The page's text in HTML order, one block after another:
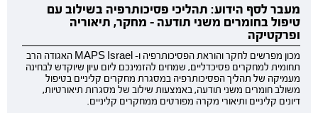
מעבר לסף הידוע: תהליכי פסיכותרפיה בשילוב עם
טיפול בחומרים משני תודעה - מחקר, תיאוריה
ופרקטיקה
מכון מפרשים לחקר והוראת הפסיכותרפיה ו- MAPS Israel האגודה הרב
תחומית למחקרים פסיכדליים, שמחים להזמינכם ליום עיון שיוקדש לבחינה
מעמיקה של תהליך הפסיכותרפיה במסגרת מחקרים קליניים בטיפול
משולב חומרים משני תודעה, באמצעות שילוב של מסגרות תיאורטיות,
דיונים קליניים ותיאורי מקרה מפורטים ממחקרים קליניים.